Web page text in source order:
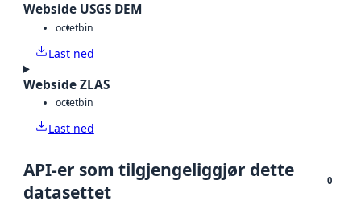
Webside USGS DEM
octetbin
Last ned
Webside ZLAS
octetbin
Last ned
API-er som tilgjengeliggjør dette
datasettet
0